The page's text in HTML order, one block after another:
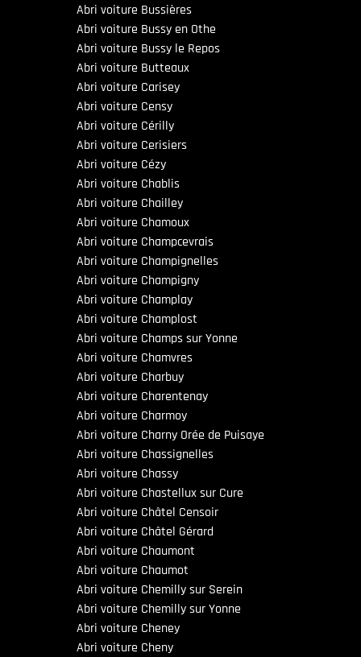
Abri voiture Bussières
Abri voiture Bussy en Othe
Abri voiture Bussy le Repos
Abri voiture Butteaux
Abri voiture Carisey
Abri voiture Censy
Abri voiture Cérilly
Abri voiture Cerisiers
Abri voiture Cézy
Abri voiture Chablis
Abri voiture Chailley
Abri voiture Chamoux
Abri voiture Champcevrais
Abri voiture Champignelles
Abri voiture Champigny
Abri voiture Champlay
Abri voiture Champlost
Abri voiture Champs sur Yonne
Abri voiture Chamvres
Abri voiture Charbuy
Abri voiture Charentenay
Abri voiture Charmoy
Abri voiture Charny Orée de Puisaye
Abri voiture Chassignelles
Abri voiture Chassy
Abri voiture Chastellux sur Cure
Abri voiture Châtel Censoir
Abri voiture Châtel Gérard
Abri voiture Chaumont
Abri voiture Chaumot
Abri voiture Chemilly sur Serein
Abri voiture Chemilly sur Yonne
Abri voiture Cheney
Abri voiture Cheny